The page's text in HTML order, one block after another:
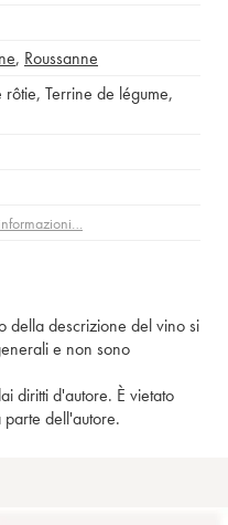
, Roussanne
rôtie, Terrine de légume,
della descrizione del vino si
e non sono
diritti d'autore. È vietato
dell'autore.